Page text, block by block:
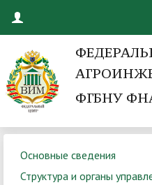
ФГБНУ
Основные сведения
Структура и органы